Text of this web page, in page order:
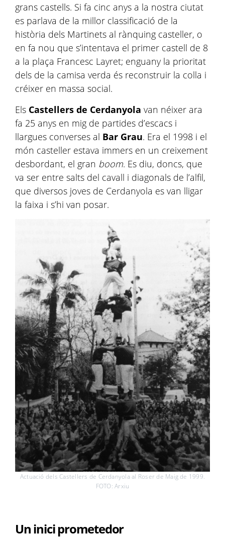
grans castells. Si fa cinc anys a la nostra ciutat
es parlava de la millor classificació de la
història dels Martinets al rànquing casteller, o
en fa nou que s’intentava el primer castell de 8
a la plaça Francesc Layret; enguany la prioritat
dels de la camisa verda és reconstruir la colla i
créixer en massa social.
Els Castellers de Cerdanyola van néixer ara
fa 25 anys en mig de partides d’escacs i
llargues converses al Bar Grau. Era el 1998 i el
món casteller estava immers en un creixement
desbordant, el gran boom. Es diu, doncs, que
va ser entre salts del cavall i diagonals de l’alfil,
que diversos joves de Cerdanyola es van lligar
la faixa i s’hi van posar.
Actuació dels Castellers de Cerdanyola al Roser de Maig de 1999.
FOTO: Arxiu
Un inici prometedor